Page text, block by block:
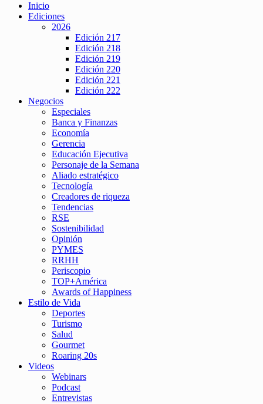
Inicio
Ediciones
2026
Edición 217
Edición 218
Edición 219
Edición 220
Edición 221
Edición 222
Negocios
Especiales
Banca y Finanzas
Economía
Gerencia
Educación Ejecutiva
Personaje de la Semana
Aliado estratégico
Tecnología
Creadores de riqueza
Tendencias
RSE
Sostenibilidad
Opinión
PYMES
RRHH
Periscopio
TOP+América
Awards of Happiness
Estilo de Vida
Deportes
Turismo
Salud
Gourmet
Roaring 20s
Videos
Webinars
Podcast
Entrevistas